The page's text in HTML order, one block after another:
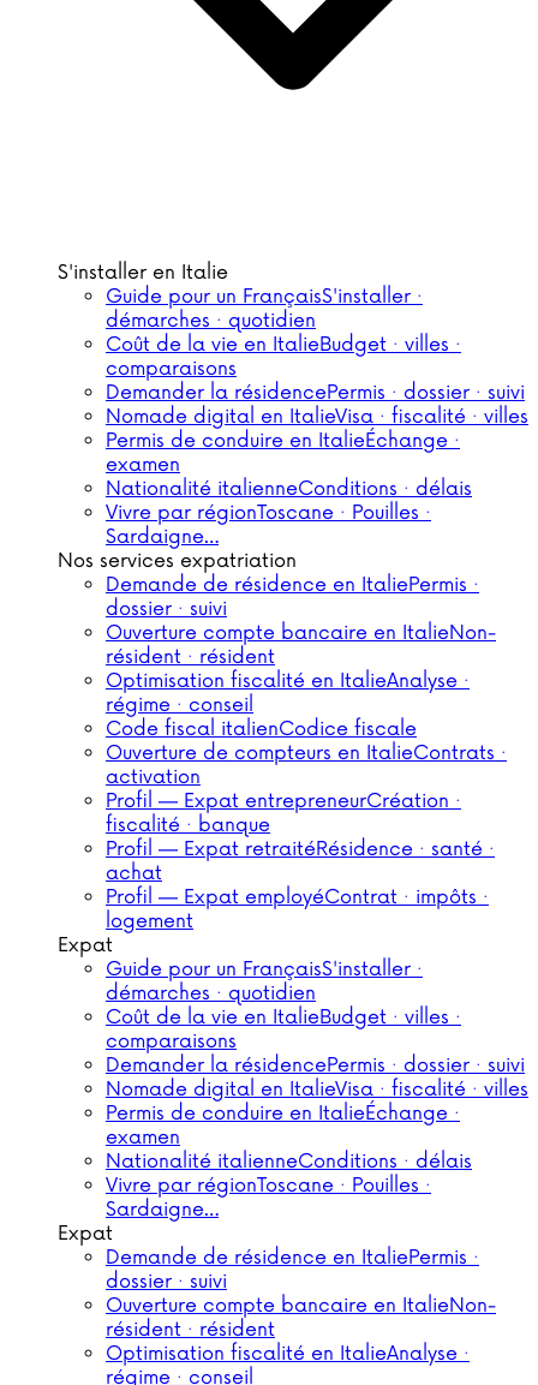
S'installer en Italie
Guide pour un FrançaisS'installer ·
démarches · quotidien
Coût de la vie en ItalieBudget · villes ·
comparaisons
Demander la résidencePermis · dossier · suivi
Nomade digital en ItalieVisa · fiscalité · villes
Permis de conduire en ItalieÉchange ·
examen
Nationalité italienneConditions · délais
Vivre par régionToscane · Pouilles ·
Sardaigne…
Nos services expatriation
Demande de résidence en ItaliePermis ·
dossier · suivi
Ouverture compte bancaire en ItalieNon-
résident · résident
Optimisation fiscalité en ItalieAnalyse ·
régime · conseil
Code fiscal italienCodice fiscale
Ouverture de compteurs en ItalieContrats ·
activation
Profil — Expat entrepreneurCréation ·
fiscalité · banque
Profil — Expat retraitéRésidence · santé ·
achat
Profil — Expat employéContrat · impôts ·
logement
Expat
Guide pour un FrançaisS'installer ·
démarches · quotidien
Coût de la vie en ItalieBudget · villes ·
comparaisons
Demander la résidencePermis · dossier · suivi
Nomade digital en ItalieVisa · fiscalité · villes
Permis de conduire en ItalieÉchange ·
examen
Nationalité italienneConditions · délais
Vivre par régionToscane · Pouilles ·
Sardaigne…
Expat
Demande de résidence en ItaliePermis ·
dossier · suivi
Ouverture compte bancaire en ItalieNon-
résident · résident
Optimisation fiscalité en ItalieAnalyse ·
régime · conseil